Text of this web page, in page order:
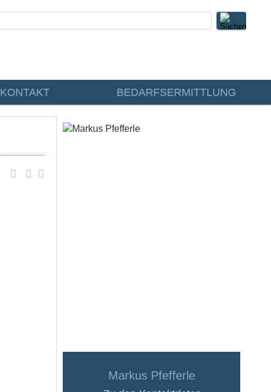
KONTAKT BEDARFSERMITTLUNG
Markus Pfefferle